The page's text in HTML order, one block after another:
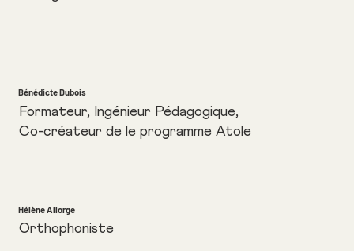
Bénédicte Dubois
Formateur, Ingénieur Pédagogique,
Co-créateur de le programme Atole
Hélène Allorge
Orthophoniste